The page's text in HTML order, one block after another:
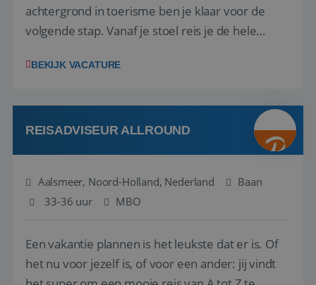
achtergrond in toerisme ben je klaar voor de
volgende stap. Vanaf je stoel reis je de hele
wensen van je team, je klant en wat er in de
klanten te overtuigen om die droomreis te
boeken! ...
BEKIJK VACATURE
REISADVISEUR ALLROUND
Aalsmeer, Noord-Holland, Nederland
Baan
33-36 uur
MBO
Een vakantie plannen is het leukste dat er is. Of
het nu voor jezelf is, of voor een ander: jij vindt